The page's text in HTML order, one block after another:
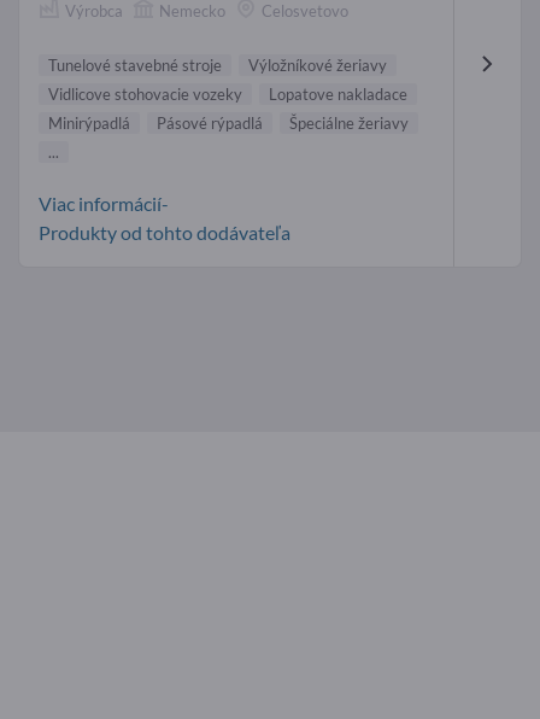
Výrobca Nemecko Celosvetovo
Tunelové stavebné stroje
Výložníkové žeriavy
Vidlicove stohovacie vozeky
Lopatove nakladace
Minirýpadlá
Pásové rýpadlá
Špeciálne žeriavy
...
Viac informácií-
Produkty od tohto dodávateľa